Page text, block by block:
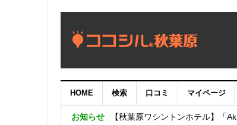
HOME 検索 口コミ マイページ
お知らせ
【秋葉原ワシントンホテル】「
「いま、困っている店舗の皆様